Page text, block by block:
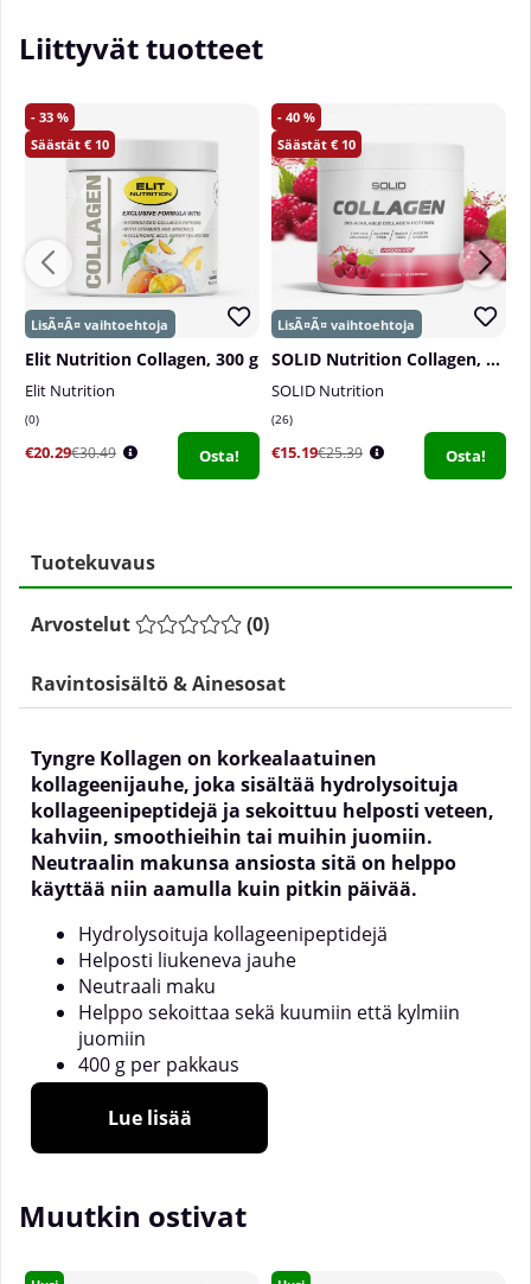
Liittyvät tuotteet
33
10
Elit Nutrition Collagen, 300 g
Elit Nutrition
0
€20.29€30.49 Osta!
40
10
SOLID Nutrition Collagen, 230 g
SOLID Nutrition
26
€15.19€25.39 Osta!
Tuotekuvaus
Arvostelut (0)
Ravintosisältö & Ainesosat
Tyngre Kollagen on korkealaatuinen
kollageenijauhe, joka sisältää hydrolysoituja
kollageenipeptidejä ja sekoittuu helposti veteen,
kahviin, smoothieihin tai muihin juomiin.
Neutraalin makunsa ansiosta sitä on helppo
käyttää niin aamulla kuin pitkin päivää.
Hydrolysoituja kollageenipeptidejä
Helposti liukeneva jauhe
Neutraali maku
Helppo sekoittaa sekä kuumiin että kylmiin
juomiin
400 g per pakkaus
Tyngre Kollagen sisältää hydrolysoitua kollageenia,
pienemmiksi peptideiksi hyvän liukoisuuden ja
nopeasti vaikuttamatta merkittävästi makuun, joten
jogurttiin, puuroon tai smoothieihin.
Lue lisää
Muutkin ostivat